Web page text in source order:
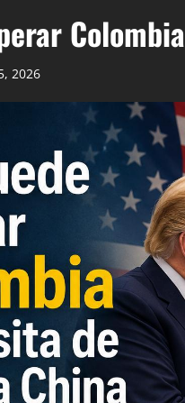
2026